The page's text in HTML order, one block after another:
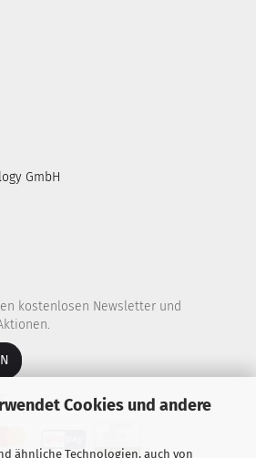
Cookies und andere
ähnliche Technologien, auch von
GmbH
kostenlosen Newsletter und